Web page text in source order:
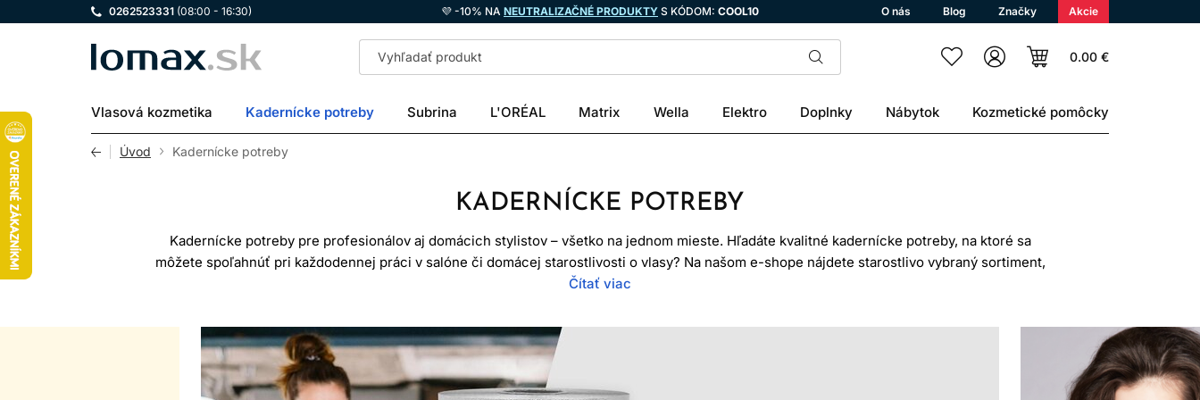
0262523331 (08:00 - 16:30) 💜 -10% NA NEUTRALIZAČNÉ PRODUKTY S KÓDOM: COOL10 O nás Blog Značky Akcie
LOMAX 0.00 €
Vlasová kozmetika Kadernícke potreby Subrina L'ORÉAL Matrix Wella Elektro Doplnky Nábytok Kozmetické pomôcky
Úvod Kadernícke potreby
KADERNÍCKE POTREBY
Kadernícke potreby pre profesionálov aj domácich stylistov – všetko na jednom mieste. Hľadáte kvalitné kadernícke potreby, na ktoré sa
môžete spoľahnúť pri každodennej práci v salóne či domácej starostlivosti o vlasy? Na našom e-shope nájdete starostlivo vybraný sortiment,
ktorý pokrýva všetko, čo potrebujete – od precíznych kaderníckych nožníc, cez profesionálne kadernícke pomôcky, až po špecializované
U nás si vyberú nielen skúsení kaderníci, ale aj študenti a nadšenci, ktorí túžia po kvalitných a funkčných nástrojoch. Či už hľadáte
profesionálne kadernícke potreby na strihanie, fúkanie, farbenie, styling alebo starostlivosť o vlasy, ste na správnej adrese.
Čítať viac